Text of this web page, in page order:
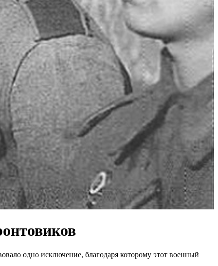
одно исключение, благодаря которому этот военный